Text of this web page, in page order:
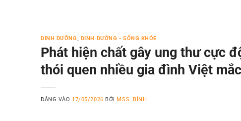
DINH DƯỠNG, DINH DƯỠNG - SỐNG KHỎE
Phát hiện chất gây ung thư cực
thói quen nhiều gia đình Việt
ĐĂNG VÀO 17/05/2026 BỞIMSS. BÌNH